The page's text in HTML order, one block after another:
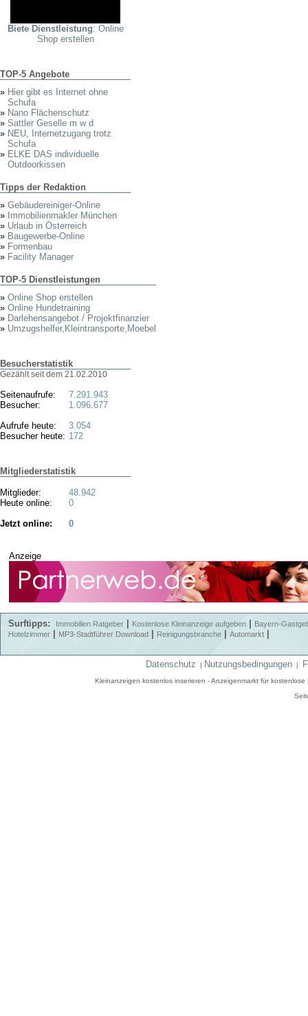
Biete Dienstleistung: Online
Shop erstellen
TOP-5 Angebote
» Hier gibt es Internet ohne
Schufa
» Nano Flächenschutz
» Sattler Geselle m w d
» NEU, Internetzugang trotz
Schufa
» ELKE DAS individuelle
Outdoorkissen
Tipps der Redaktion
» Gebäudereiniger-Online
» Immobilienmakler München
» Urlaub in Österreich
» Baugewerbe-Online
» Formenbau
» Facility Manager
TOP-5 Dienstleistungen
» Online Shop erstellen
» Online Hundetraining
» Darlehensangebot / Projektfinanzier
» Umzugshelfer,Kleintransporte,Moebel
Besucherstatistik
Gezählt seit dem 21.02.2010
Seitenaufrufe:
Besucher:
Aufrufe heute:
Besucher heute:
7.291.943
1.096.677
3.054
172
Mitgliederstatistik
Mitglieder:
Heute online:
48.942
0
Jetzt online:
0
Anzeige
Surftipps: Immobilien Ratgeber Kostenlose Kleinanzeige aufgeben
Bayern-
Hotelzimmer
MP3-Stadtführer Download Reinigungsbranche Automarkt
Datenschutz | Nutzungsbedingungen |
Kleinanzeigen kostenlos inserieren - Anzeigenmarkt für